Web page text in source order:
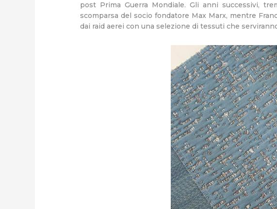
post Prima Guerra Mondiale. Gli anni successivi,
scomparsa del socio fondatore Max Marx, mentre
dai raid aerei con una selezione di tessuti che